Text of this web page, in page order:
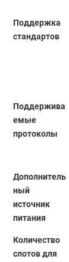
Поддержка
стандартов
Поддержива
емые
протоколы
Дополнитель
ный
источник
питания
Количество
слотов для